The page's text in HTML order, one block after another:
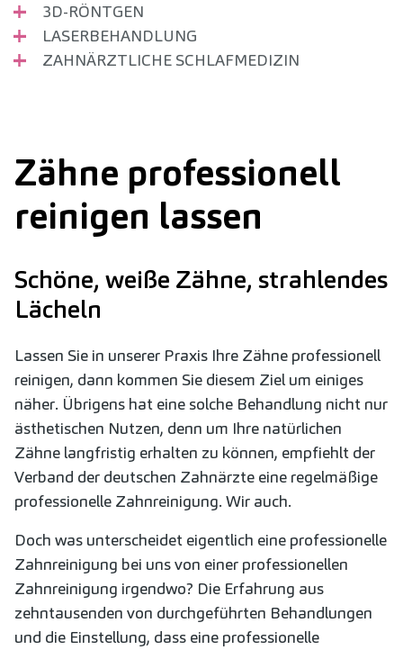
3D-RÖNTGEN
LASERBEHANDLUNG
ZAHNÄRZTLICHE SCHLAFMEDIZIN
Zähne professionell
reinigen lassen
Schöne, weiße Zähne, strahlendes
Lächeln
Lassen Sie in unserer Praxis Ihre Zähne professionell
reinigen, dann kommen Sie diesem Ziel um einiges
näher. Übrigens hat eine solche Behandlung nicht nur
ästhetischen Nutzen, denn um Ihre natürlichen
Zähne langfristig erhalten zu können, empfiehlt der
Verband der deutschen Zahnärzte eine regelmäßige
professionelle Zahnreinigung. Wir auch.
Doch was unterscheidet eigentlich eine professionelle
Zahnreinigung bei uns von einer professionellen
Zahnreinigung irgendwo? Die Erfahrung aus
zehntausenden von durchgeführten Behandlungen
und die Einstellung, dass eine professionelle